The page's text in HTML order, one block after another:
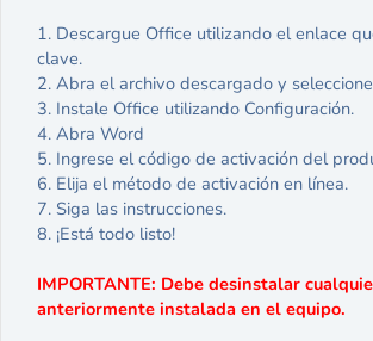
1. Descargue Office utilizando el enlace
clave.
2. Abra el archivo descargado y
3. Instale Office utilizando Configuración.
4. Abra Word
5. Ingrese el código de activación del
6. Elija el método de activación en línea.
7. Siga las instrucciones.
8. ¡Está todo listo!
IMPORTANTE: Debe desinstalar
anteriormente instalada en el equipo.